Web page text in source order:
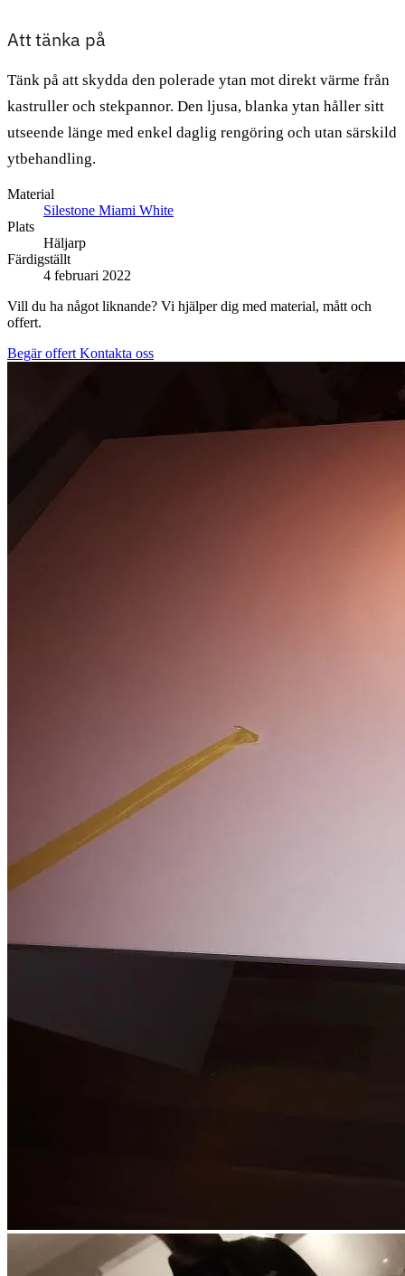
Att tänka på
Tänk på att skydda den polerade ytan mot direkt värme från
kastruller och stekpannor. Den ljusa, blanka ytan håller sitt
utseende länge med enkel daglig rengöring och utan särskild
ytbehandling.
Material
Silestone Miami White
Plats
Häljarp
Färdigställt
4 februari 2022
Vill du ha något liknande? Vi hjälper dig med material, mått och
offert.
Begär offert Kontakta oss